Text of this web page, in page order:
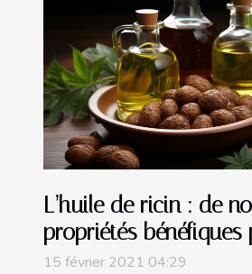
L’huile de ricin : de
propriétés
santé
15 février 2021 04:29